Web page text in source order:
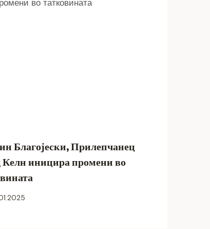
Благојески, Прилепчанец
Келн иницира промени во